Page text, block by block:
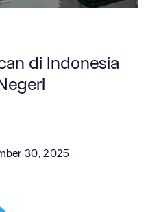
di Indonesia
30, 2025